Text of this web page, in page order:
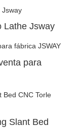
Lathe Jsway
para
Slant Bed